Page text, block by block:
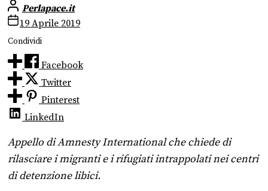
Perlapace.it
19 Aprile 2019
Condividi
Facebook
Twitter
Pinterest
LinkedIn
Appello di Amnesty International che chiede di
rilasciare i migranti e i rifugiati intrappolati nei centri
di detenzione libici.